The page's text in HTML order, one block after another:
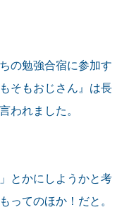
の勉強合宿に参加す
そもおじさん』は長
われました。
とかにしようかと考
ってのほか！だと。